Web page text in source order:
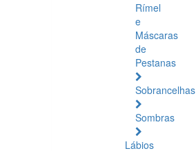
Rímel
e
Máscaras
de
Pestanas
Sobrancelhas
Sombras
Lábios